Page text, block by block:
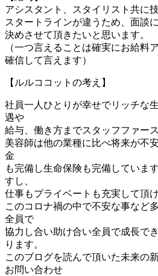
アシスタント、スタイリスト共に
スタートラインが違うため、面談
決めさせて頂きたいと思います。
（一つ言えることは確実にお給料
確信して言えます）
【ルルココットの考え】
社員一人ひとりが幸せでリッチな
遇や
給与、働き方までスタッフファー
美容師は他の業種に比べ将来が不
金
も完備し生命保険も完備していま
すし、
仕事もプライベートも充実して頂
このコロナ禍の中で不安な事など
全員で
協力し合い助け合い全員で成長で
ります。
このブログを読んで頂いた未来の
お問い合わせ